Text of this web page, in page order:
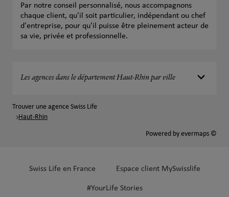
Par notre conseil personnalisé, nous accompagnons
chaque client, qu'il soit particulier, indépendant ou chef
d'entreprise, pour qu'il puisse être pleinement acteur de
sa vie, privée et professionnelle.
Les agences dans le département Haut-Rhin par ville
Trouver une agence Swiss Life
Haut-Rhin
Powered by evermaps ©
Swiss Life en France Espace client MySwisslife
#YourLife Stories